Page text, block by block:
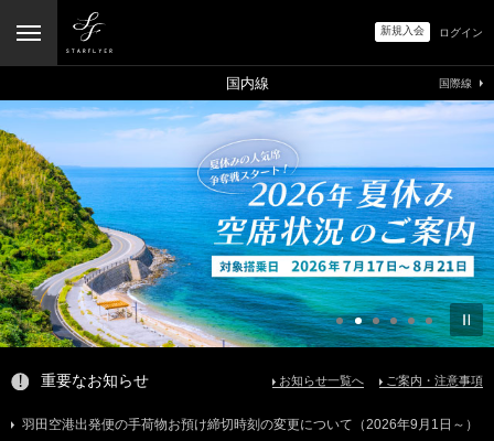
新規入会 ログイン
重要なお知らせ お知らせ一覧へ ご案内・注意事項
羽田空港出発便の手荷物お預け締切時刻の変更について（2026年9月1日～）
国内線 国際線